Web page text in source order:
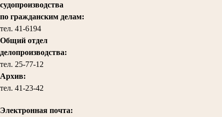
судопроизводства
по гражданским делам:
тел. 41-6194
Общий отдел
делопроизводства:
тел. 25-77-12
Архив:
тел. 41-23-42
Электронная почта: